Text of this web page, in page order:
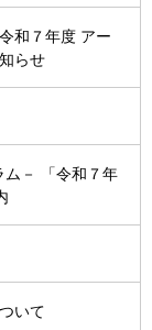
和７年度 アー
らせ
－ 「令和７年
いて